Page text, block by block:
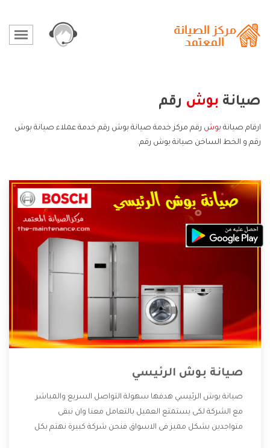
صيانة بوش رقم
ارقام صيانة بوش رقم مركز خدمة صيانة بوش رقم خدمة عملاء صيانة بوش
رقم و الخط الساخن صيانة بوش رقم.
صيانة بوش الرئيسي
صيانة بوش الرئيسي هدفها سهولة التواصل السريع والمباشر
مع الشركة لكى يستمتع العميل بالتعامل معنا وان نبقى
متواجدين بشكل مميز فى الاسواق فنحن شركة كبيرة نهتم بكل